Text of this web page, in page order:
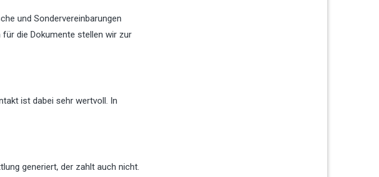
und Sondervereinbarungen
die Dokumente stellen wir zur
ist dabei sehr wertvoll. In
generiert, der zahlt auch nicht.